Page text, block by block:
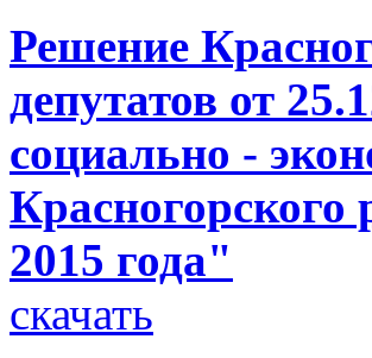
Решение
депутатов от
социально -
Красногорского
2015 года"
скачать